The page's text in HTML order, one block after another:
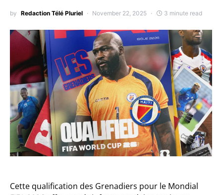
by Redaction Télé Pluriel November 22, 2025 3 minute read
Cette qualification des Grenadiers pour le Mondial